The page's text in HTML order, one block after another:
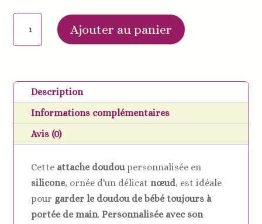
personnalisée
nœud
papillon
Ajouter au panier
Description
Informations complémentaires
Avis (0)
Cette attache doudoupersonnalisée en
silicone, ornée d'un délicat nœud, est idéale
pour garder le doudou de bébé toujours à
portée de main.Personnalisée avec son